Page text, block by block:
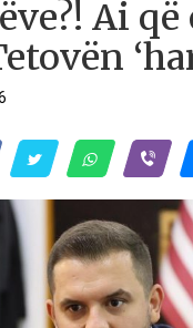
Ai që